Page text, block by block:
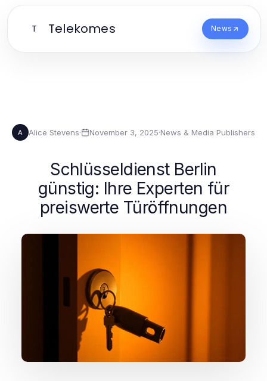
T Telekomes News
A Alice Stevens· November 3, 2025·News & Media Publishers
Schlüsseldienst Berlin
günstig: Ihre Experten für
preiswerte Türöffnungen